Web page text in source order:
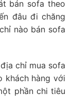
bán sofa theo
đâu đi chăng
nào bán sofa
chỉ mua sofa
khách hàng với
phần chi tiêu